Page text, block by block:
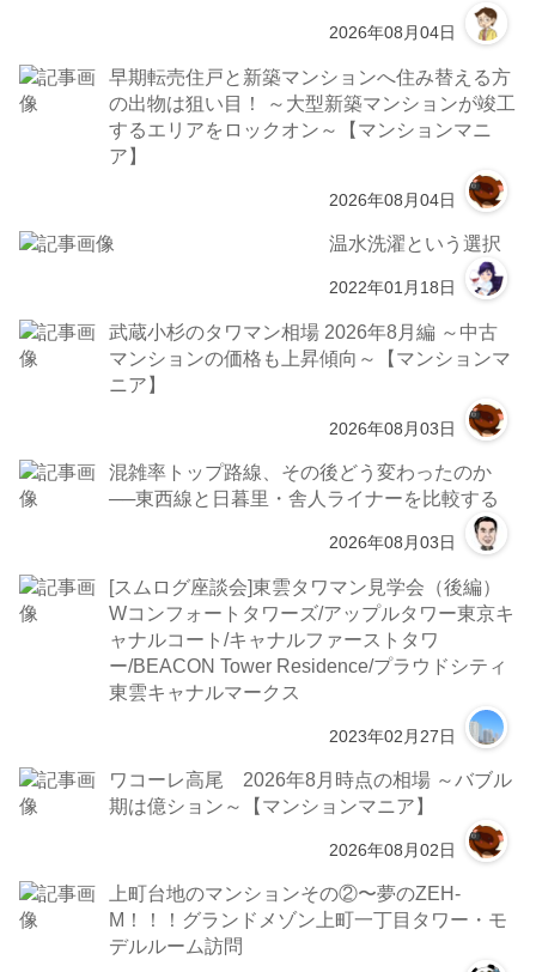
2026年08月04日
早期転売住戸と新築マンションへ住み替える方
の出物は狙い目！ ～大型新築マンションが竣工
するエリアをロックオン～【マンションマニ
ア】
2026年08月04日
温水洗濯という選択
2022年01月18日
武蔵小杉のタワマン相場 2026年8月編 ～中古
マンションの価格も上昇傾向～【マンションマ
ニア】
2026年08月03日
混雑率トップ路線、その後どう変わったのか
──東西線と日暮里・舎人ライナーを比較する
2026年08月03日
[スムログ座談会]東雲タワマン見学会（後編）
Wコンフォートタワーズ/アップルタワー東京キ
ャナルコート/キャナルファーストタワ
ー/BEACON Tower Residence/プラウドシティ
東雲キャナルマークス
2023年02月27日
ワコーレ高尾 2026年8月時点の相場 ～バブル
期は億ション～【マンションマニア】
2026年08月02日
上町台地のマンションその②〜夢のZEH-
M！！！グランドメゾン上町一丁目タワー・モ
デルルーム訪問